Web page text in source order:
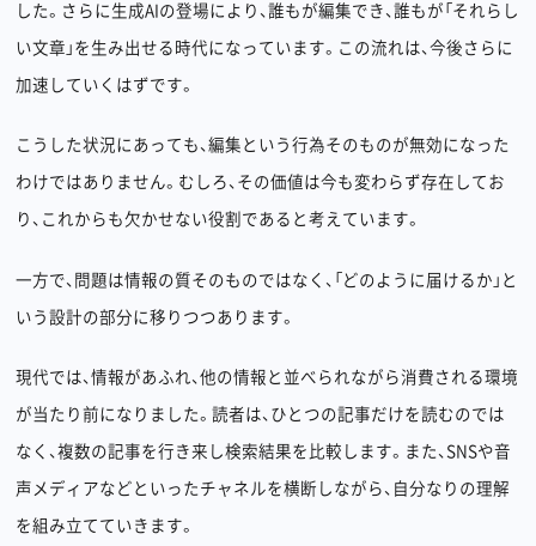
した。さらに生成AIの登場により、誰もが編集でき、誰もが「それらし
い文章」を生み出せる時代になっています。この流れは、今後さらに
加速していくはずです。
こうした状況にあっても、編集という行為そのものが無効になった
わけではありません。むしろ、その価値は今も変わらず存在してお
り、これからも欠かせない役割であると考えています。
一方で、問題は情報の質そのものではなく、「どのように届けるか」と
いう設計の部分に移りつつあります。
現代では、情報があふれ、他の情報と並べられながら消費される環境
が当たり前になりました。読者は、ひとつの記事だけを読むのでは
なく、複数の記事を行き来し検索結果を比較します。また、SNSや音
声メディアなどといったチャネルを横断しながら、自分なりの理解
を組み立てていきます。